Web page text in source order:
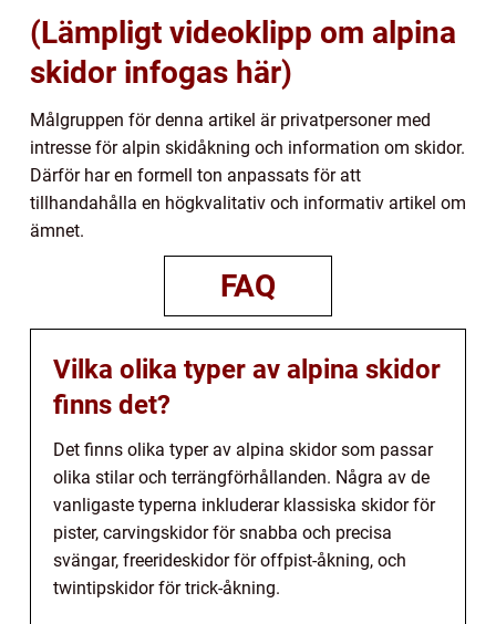
(Lämpligt videoklipp om alpina
skidor infogas här)
Målgruppen för denna artikel är privatpersoner med
intresse för alpin skidåkning och information om skidor.
Därför har en formell ton anpassats för att
tillhandahålla en högkvalitativ och informativ artikel om
ämnet.
FAQ
Vilka olika typer av alpina skidor
finns det?
Det finns olika typer av alpina skidor som passar
olika stilar och terrängförhållanden. Några av de
vanligaste typerna inkluderar klassiska skidor för
pister, carvingskidor för snabba och precisa
svängar, freerideskidor för offpist-åkning, och
twintipskidor för trick-åkning.